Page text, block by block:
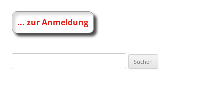
... zur Anmeldung
nach: